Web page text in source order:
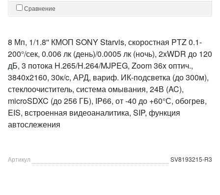
Сравнение
8 Мп, 1/1.8'' КМОП SONY Starvis, скоростная PTZ 0.1-
200°/сек, 0.006 лк (день)/0.0005 лк (ночь), 2xWDR до 120
дБ, 3 потока H.265/H.264/MJPEG, Zoom 36x оптич.,
3840x2160, 30к/c, АРД, вариф. ИК-подсветка (до 300м),
стеклоочиститель, система омывания, 24В (AC),
microSDXC (до 256 ГБ), IP66, от -40 до +60°С, обогрев,
EIS, встроенная видеоаналитика, SIP, функция
автослежения
Артикул SV8193215-R3